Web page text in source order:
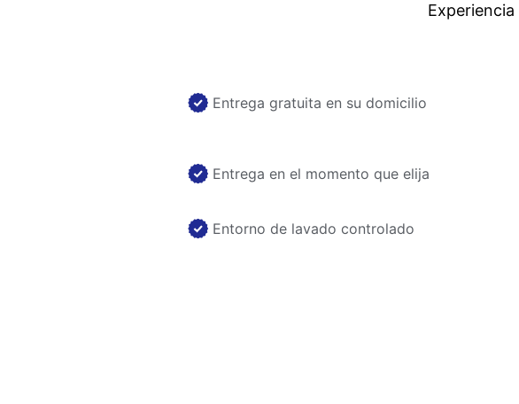
Entrega gratuita en su domicilio
Entrega en el momento que elija
Entorno de lavado controlado